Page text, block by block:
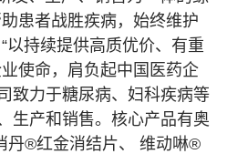
患者战胜疾病，始终维护
以持续提供高质优价、有重
使命，肩负起中国医药企
致力于糖尿病、妇科疾病等
生产和销售。核心产品有奥
丹®红金消结片、 维动啉®